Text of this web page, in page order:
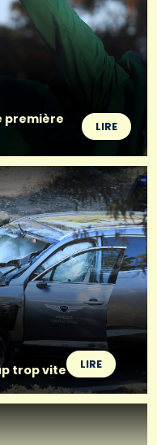
première
LIRE
trop vite
LIRE